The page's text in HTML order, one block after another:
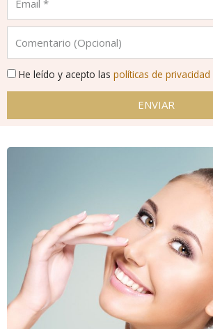
He leído y acepto las políticas de privacidad
ENVIAR